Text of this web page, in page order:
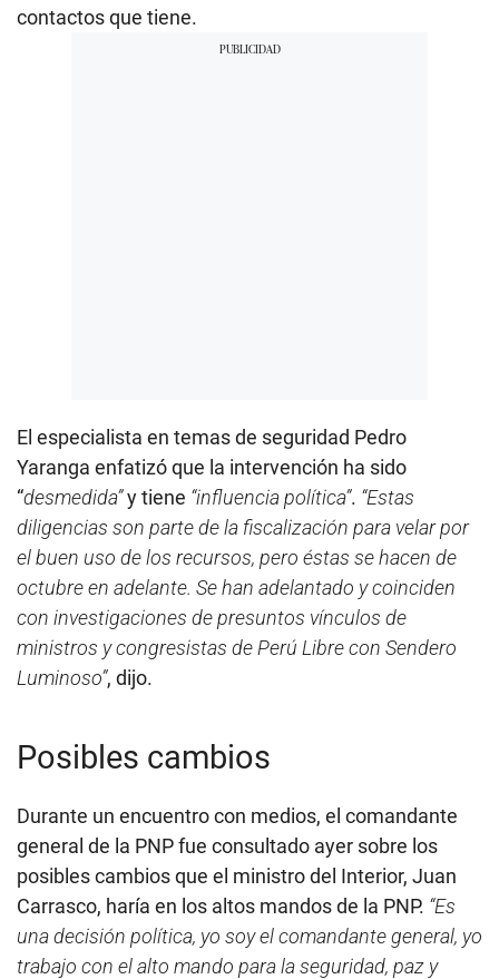
contactos que tiene.
El especialista en temas de seguridad Pedro
Yaranga enfatizó que la intervención ha sido
“desmedida”y tiene “influencia política”. “Estas
diligencias son parte de la fiscalización para velar por
el buen uso de los recursos, pero éstas se hacen de
octubre en adelante. Se han adelantado y coinciden
con investigaciones de presuntos vínculos de
ministros y congresistas de Perú Libre con Sendero
Luminoso”, dijo.
Posibles cambios
Durante un encuentro con medios, el comandante
general de la PNP fue consultado ayer sobre los
posibles cambios que el ministro del Interior, Juan
Carrasco, haría en los altos mandos de la PNP. “Es
una decisión política, yo soy el comandante general, yo
trabajo con el alto mando para la seguridad, paz y